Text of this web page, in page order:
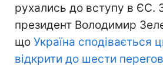
рухались до вступу в ЄС.
президент Володимир
що Україна сподівається
відкрити до шести